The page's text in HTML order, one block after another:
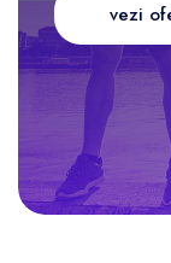
vezi